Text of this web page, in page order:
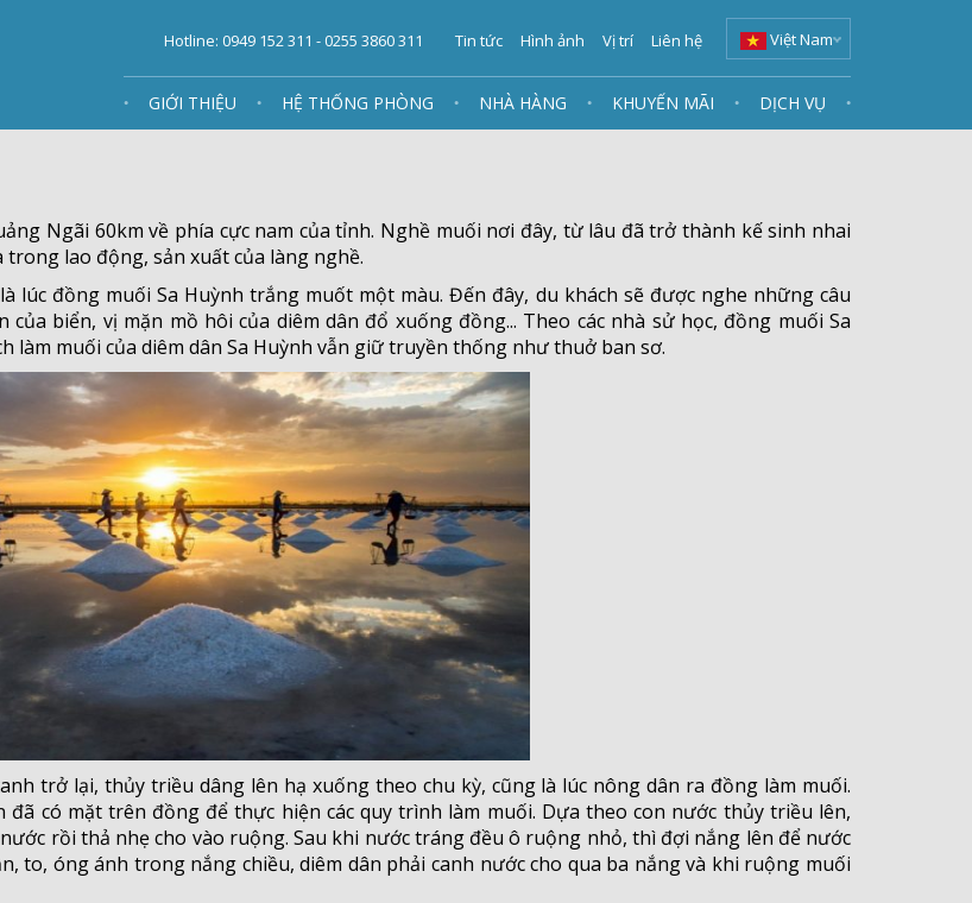
Hotline: 0949 152 311 - 0255 3860 311 Việt Nam
Tin tức Hình ảnh Vị trí Liên hệ
GIỚI THIỆU HỆ THỐNG PHÒNG NHÀ HÀNG KHUYẾN MÃI DỊCH VỤ
Ngãi 60km về phía cực nam của tỉnh. Nghề muối nơi đây, từ lâu đã trở thành kế sinh nhai
lao động, sản xuất của làng nghề.
đồng muối Sa Huỳnh trắng muốt một màu. Đến đây, du khách sẽ được nghe những câu
biển, vị mặn mồ hôi của diêm dân đổ xuống đồng... Theo các nhà sử học, đồng muối Sa
làm muối của diêm dân Sa Huỳnh vẫn giữ truyền thống như thuở ban sơ.
trở lại, thủy triều dâng lên hạ xuống theo chu kỳ, cũng là lúc nông dân ra đồng làm muối.
có mặt trên đồng để thực hiện các quy trình làm muối. Dựa theo con nước thủy triều lên,
rồi thả nhẹ cho vào ruộng. Sau khi nước tráng đều ô ruộng nhỏ, thì đợi nắng lên để nước
to, óng ánh trong nắng chiều, diêm dân phải canh nước cho qua ba nắng và khi ruộng muối